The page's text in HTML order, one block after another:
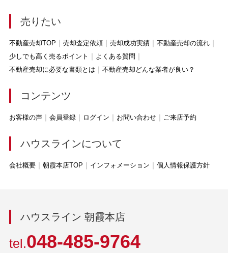
売りたい
不動産売却TOP 売却査定依頼 売却成功実績
不動産売却の流れ
少しでも高く売るポイント
よくある質問
不動産売却に必要な書類とは
不動産売却どんな業者が良い？
コンテンツ
お客様の声 会員登録 ログイン お問い合わせ ご来店予約
ハウスラインについて
会社概要 朝霞本店TOP インフォメーション 個人情報保護方針
ハウスライン 朝霞本店
tel.048-485-9764